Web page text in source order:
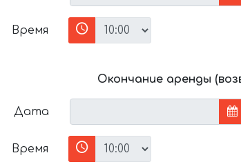
Время
Окончание аренды
Дата
Время